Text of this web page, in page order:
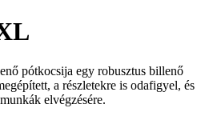
pótkocsija egy robusztus billenő
a részletekre is odafigyel, és
elvégzésére.